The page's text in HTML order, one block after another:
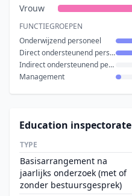
Vrouw
FUNCTIEGROEPEN
Onderwijzend personeel
Direct ondersteunend personeel
Indirect ondersteunend personeel
Management
Education inspectorate
TYPE
Basisarrangement na
jaarlijks onderzoek (met of
zonder bestuursgesprek)